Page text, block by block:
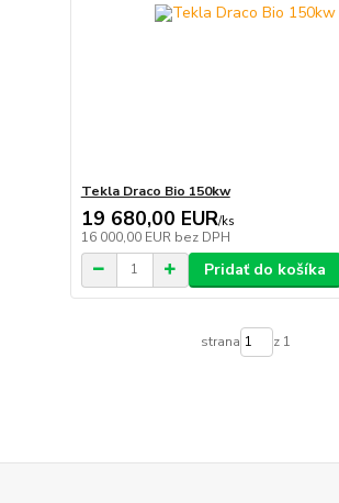
Tekla Draco Bio 150kw
19 680,00 EUR/ks
16 000,00 EUR bez DPH
Pridať do košíka
strana z 1